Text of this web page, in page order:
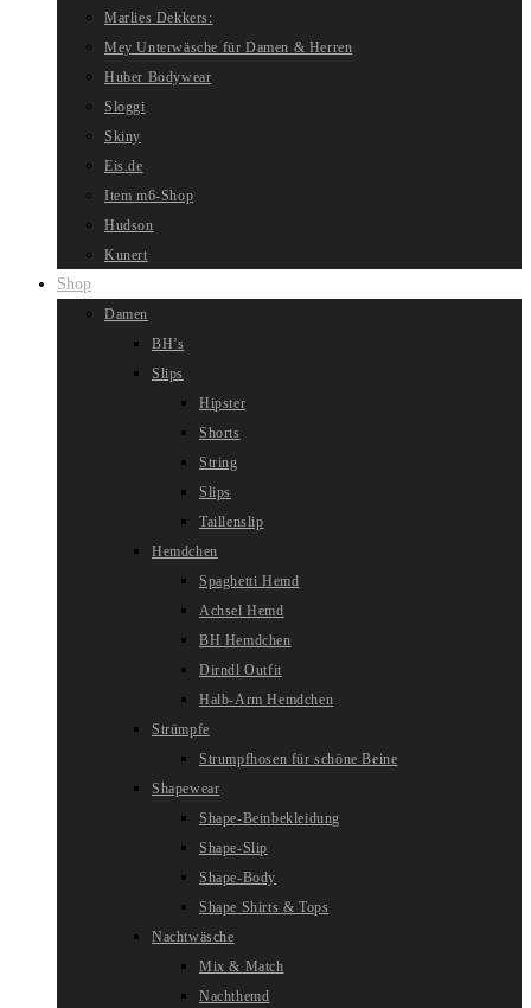
Marlies Dekkers:
Mey Unterwäsche für Damen & Herren
Huber Bodywear
Sloggi
Skiny
Eis.de
Item m6-Shop
Hudson
Kunert
Shop
Damen
BH’s
Slips
Hipster
Shorts
String
Slips
Taillenslip
Hemdchen
Spaghetti Hemd
Achsel Hemd
BH Hemdchen
Dirndl Outfit
Halb-Arm Hemdchen
Strümpfe
Strumpfhosen für schöne Beine
Shapewear
Shape-Beinbekleidung
Shape-Slip
Shape-Body
Shape Shirts & Tops
Nachtwäsche
Mix & Match
Nachthemd